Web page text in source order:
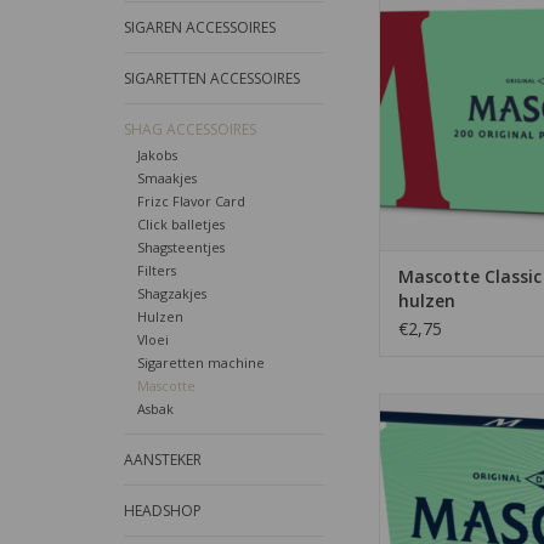
SIGAREN ACCESSOIRES
SIGARETTEN ACCESSOIRES
SHAG ACCESSOIRES
Jakobs
Smaakjes
Frizc Flavor Card
Click balletjes
Shagsteentjes
Filters
Shagzakjes
Hulzen
Vloei
Sigaretten machine
Mascotte
Asbak
AANSTEKER
HEADSHOP
De mascotte filter
Nederland de meest
huls die gebruikt
sigaretten te
TOEVOEGEN AAN
Mascotte Classic
hulzen
€2,75
Mascotte, er zitten
TOEVOEGEN AAN